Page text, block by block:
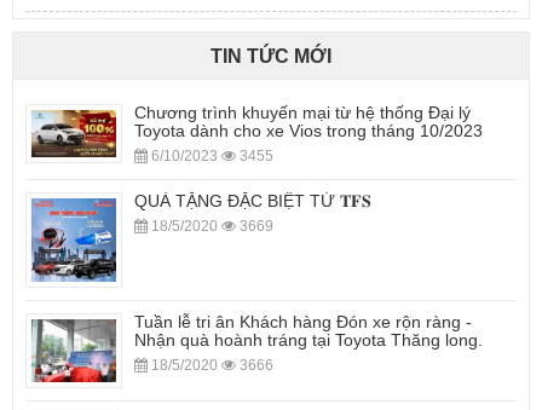
TIN TỨC MỚI
Chương trình khuyến mại từ hệ thống Đại lý
Toyota dành cho xe Vios trong tháng 10/2023
6/10/2023 3455
QUÀ TẶNG ĐẶC BIỆT TỪ 𝐓𝐅𝐒
18/5/2020 3669
Tuần lễ tri ân Khách hàng Đón xe rộn ràng -
Nhận quà hoành tráng tại Toyota Thăng long.
18/5/2020 3666